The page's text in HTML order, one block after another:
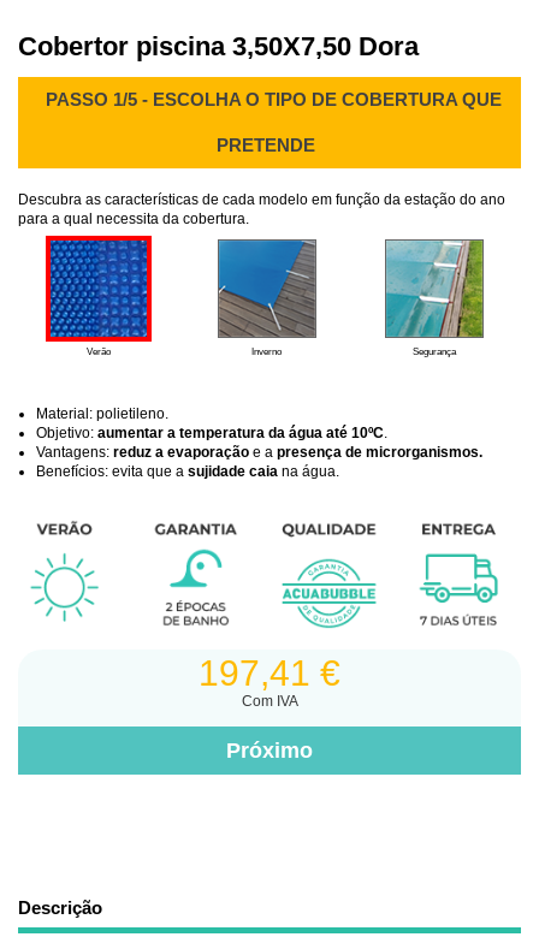
Cobertor piscina 3,50X7,50 Dora
PASSO 1/5 - ESCOLHA O TIPO DE COBERTURA QUE
PRETENDE
Descubra as características de cada modelo em função da estação do ano
para a qual necessita da cobertura.
Verão Inverno Segurança
Material: polietileno.
Objetivo: aumentar a temperatura da água até 10ºC
Vantagens: reduz a evaporação e a presença de microrganismos.
Benefícios: evita que a sujidade caia na água.
197,41 €
Com IVA
Descrição